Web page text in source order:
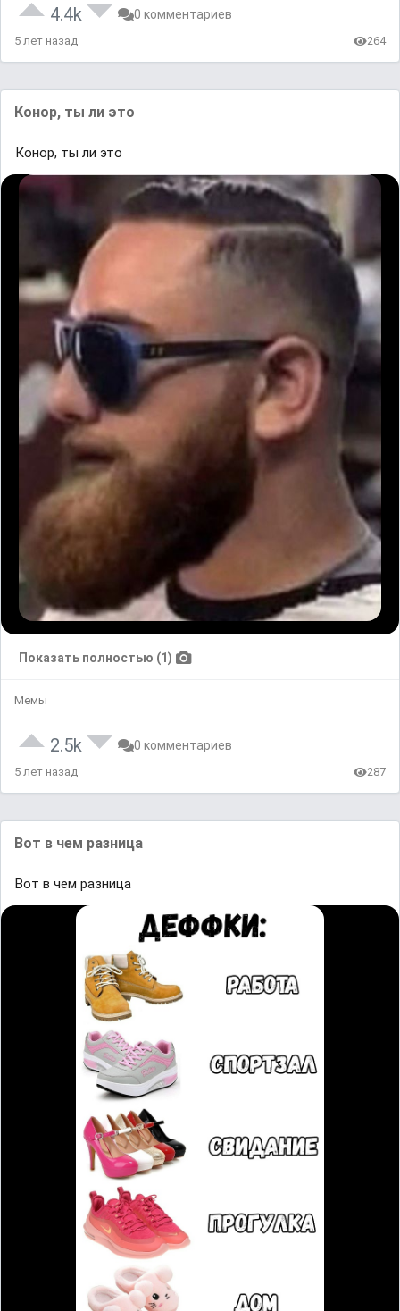
4.4k 0 комментариев
5 лет назад 264
Конор, ты ли это
Конор, ты ли это
Показать полностью (1)
Мемы
2.5k 0 комментариев
5 лет назад 287
Вот в чем разница
Вот в чем разница